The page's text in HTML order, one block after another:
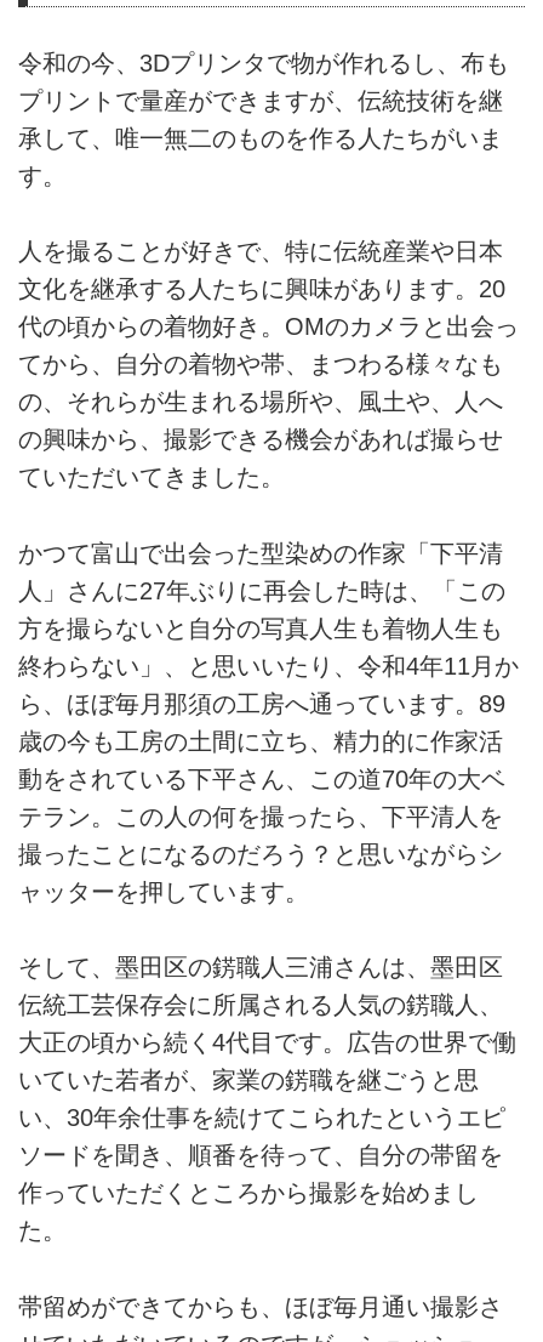
令和の今、3Dプリンタで物が作れるし、布も
プリントで量産ができますが、伝統技術を継
承して、唯一無二のものを作る人たちがいま
す。
人を撮ることが好きで、特に伝統産業や日本
文化を継承する人たちに興味があります。20
代の頃からの着物好き。OMのカメラと出会っ
てから、自分の着物や帯、まつわる様々なも
の、それらが生まれる場所や、風土や、人へ
の興味から、撮影できる機会があれば撮らせ
ていただいてきました。
かつて富山で出会った型染めの作家「下平清
人」さんに27年ぶりに再会した時は、「この
方を撮らないと自分の写真人生も着物人生も
終わらない」、と思いいたり、令和4年11月か
ら、ほぼ毎月那須の工房へ通っています。89
歳の今も工房の土間に立ち、精力的に作家活
動をされている下平さん、この道70年の大ベ
テラン。この人の何を撮ったら、下平清人を
撮ったことになるのだろう？と思いながらシ
ャッターを押しています。
そして、墨田区の錺職人三浦さんは、墨田区
伝統工芸保存会に所属される人気の錺職人、
大正の頃から続く4代目です。広告の世界で働
いていた若者が、家業の錺職を継ごうと思
い、30年余仕事を続けてこられたというエピ
ソードを聞き、順番を待って、自分の帯留を
作っていただくところから撮影を始めまし
た。
帯留めができてからも、ほぼ毎月通い撮影さ